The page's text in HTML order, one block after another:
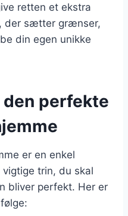
retten et ekstra
der sætter grænser,
din egen unikke
den perfekte
er en enkel
trin, du skal
bliver perfekt. Her er